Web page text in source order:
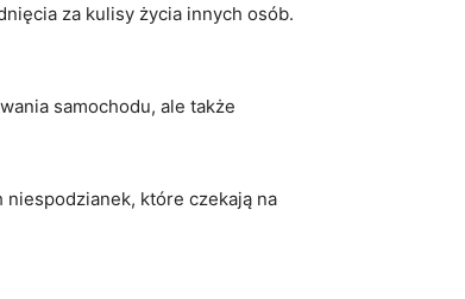
za‌ kulisy ​życia⁣ innych⁤ osób.
samochodu, ale‌ także
które czekają ‌na